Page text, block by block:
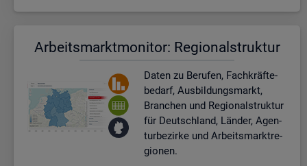
Ar­beits­markt­mo­ni­tor: Re­gio­nal­struk­tur
Daten zu Be­ru­fen, Fach­kräf­te­
be­darf, Aus­bil­dungs­markt,
Bran­chen und Re­gio­nal­struk­tur
für Deutsch­land, Län­der, Agen­
tur­be­zir­ke und Ar­beits­markt­re­
gio­nen.